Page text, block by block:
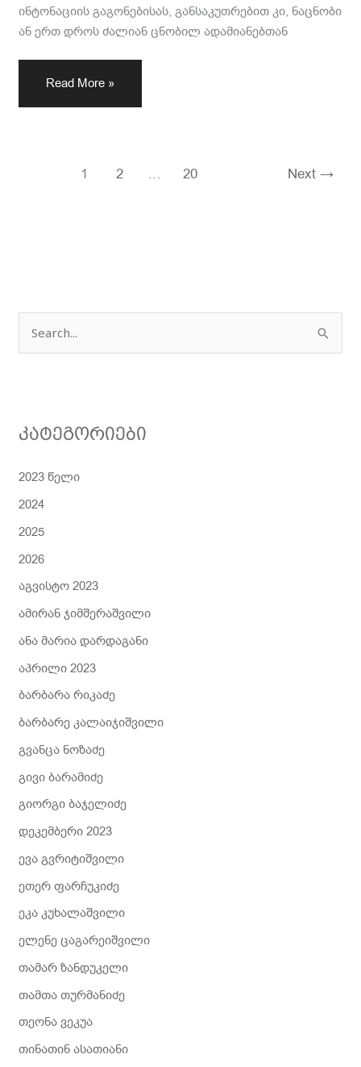
ინტონაციის გაგონებისას, განსაკუთრებით კი, ნაცნობი
ან ერთ დროს ძალიან ცნობილ ადამიანებთან
Read More »
1 2 … 20 Next→
ა
კატეგორიები
2023 წელი
2024
2025
2026
აგვისტო 2023
ამირან ჯიმშერაშვილი
ანა მარია დარდაგანი
აპრილი 2023
ბარბარა რიკაძე
ბარბარე კალაიჯიშვილი
გვანცა ნოზაძე
გივი ბარამიძე
გიორგი ბაჯელიძე
დეკემბერი 2023
ევა გვრიტიშვილი
ეთერ ფარჩუკიძე
ეკა კუხალაშვილი
ელენე ცაგარეიშვილი
თამარ ზანდუკელი
თამთა თურმანიძე
თეონა ვეკუა
თინათინ ასათიანი